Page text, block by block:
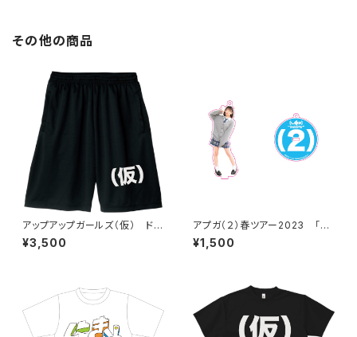
その他の商品
アップアップガールズ（仮） ドラ
イハーフパンツ
¥3,500
アプガ（２）春ツアー2023 「好
きな人の好きな人」制服アクキ
ー
¥1,500